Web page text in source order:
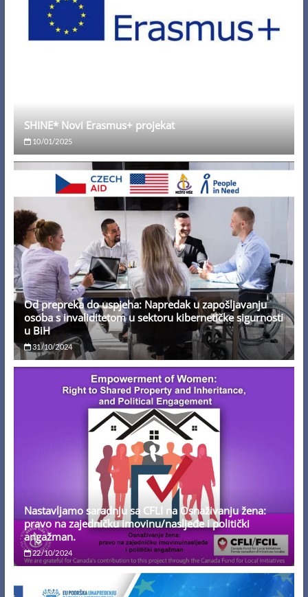
SHINE* Novi Erasmus+ projekat
10/01/2025
Od prepreka do uspjeha: Napredak u zapošljavanju
osoba s invaliditetom u sektoru kibernetičke sigurnosti
u BiH
31/10/2024
Nastavljamo saradnju sa CFLI na Osnaživanju žena:
pravo na zajedničku imovinu/nasljeđe i politički
angažman.
22/10/2024